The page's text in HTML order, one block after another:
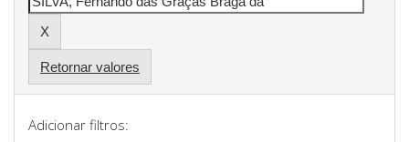
Retornar valores
Adicionar filtros: